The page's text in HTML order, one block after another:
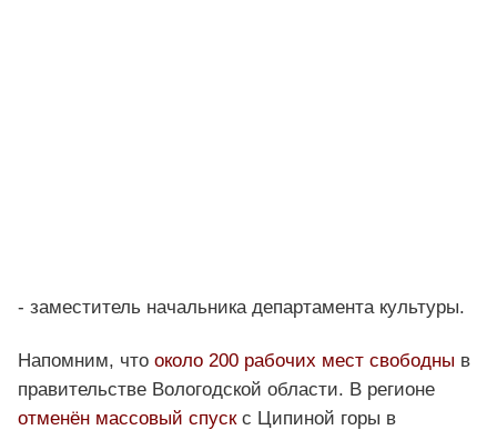
- заместитель начальника департамента культуры.
Напомним, что около 200 рабочих мест свободны в
правительстве Вологодской области. В регионе
отменён массовый спускс Ципиной горы в